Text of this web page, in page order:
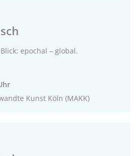
epochal – global.
Kunst Köln (MAKK)